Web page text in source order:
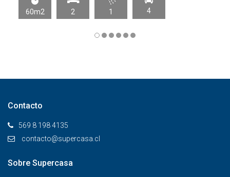
60m2 2 1 4
Contacto
569 8 198 4135
contacto@supercasa.cl
Sobre Supercasa